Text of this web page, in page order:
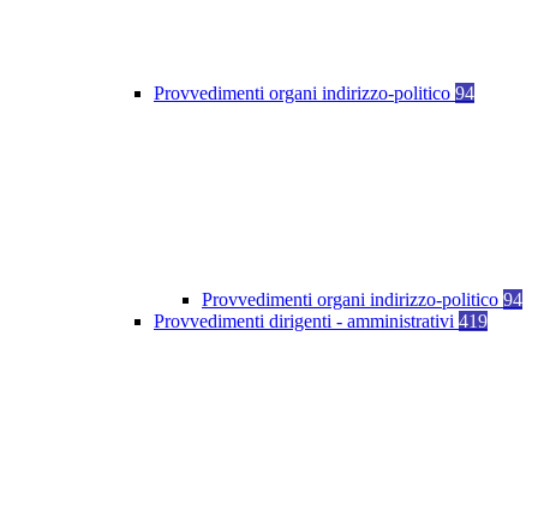
Provvedimenti organi indirizzo-politico 94
Provvedimenti organi indirizzo-politico 94
Provvedimenti dirigenti - amministrativi 419